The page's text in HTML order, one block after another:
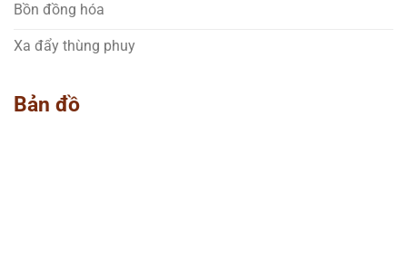
Bồn đồng hóa
Xa đẩy thùng phuy
Bản đồ